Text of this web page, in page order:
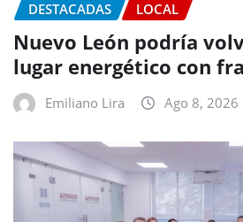
DESTACADAS LOCAL
Nuevo León podría
lugar energético con
Emiliano Lira Ago 8, 2026